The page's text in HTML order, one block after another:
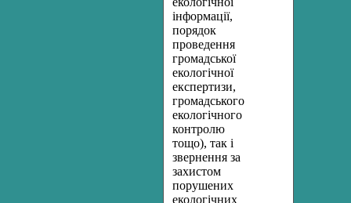
інформації,
порядок
проведення
громадської
екологічної
експертизи,
громадського
екологічного
контролю
тощо), так і
звернення за
захистом
порушених
екологічних